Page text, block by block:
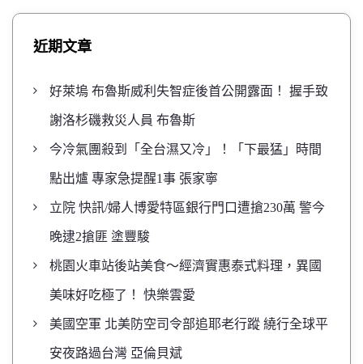
近期文章
好萊塢 布魯斯威利失智症後首公開露面！ 握手致
謝洛杉磯救災人員 布魯斯
今冷氣團殺到「全台濕又冷」！「下最猛」時間
點出爐 專家急提醒1事 張家寧
立院 快訊/婦人博愛特區銀行門口遭搶230萬 警今
晚逮2搶匪 塗豐駿
桃園火車站後站美食～經濟實惠泰式料理，異國
美味好吃極了！ 快樂雲愛
美國空軍 北美防空司令部追耶老行蹤 繞行全球平
安夜路過台灣 亞倫貝斌